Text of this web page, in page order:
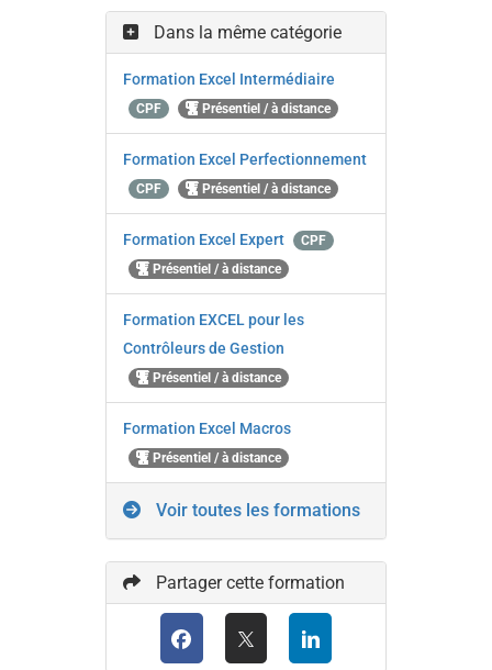
Dans la même catégorie
Formation Excel Intermédiaire
CPF Présentiel / à distance
Formation Excel Perfectionnement
CPF Présentiel / à distance
Formation Excel Expert
CPF
Présentiel / à distance
Formation EXCEL pour les
Contrôleurs de Gestion
Présentiel / à distance
Formation Excel Macros
Présentiel / à distance
Voir toutes les formations
Partager cette formation